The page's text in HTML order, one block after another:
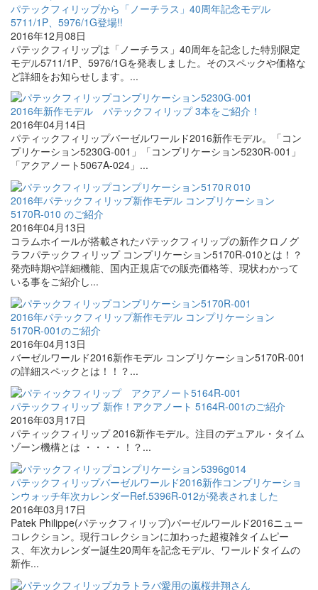
パテックフィリップから「ノーチラス」40周年記念モデル
5711/1P、5976/1G登場!!
2016年12月08日
パテックフィリップは「ノーチラス」40周年を記念した特別限定
モデル5711/1P、5976/1Gを発表しました。そのスペックや価格な
ど詳細をお知らせします。...
2016年新作モデル パテックフィリップ 3本をご紹介！
2016年04月14日
パティックフィリップバーゼルワールド2016新作モデル。「コン
プリケーション5230G-001」「コンプリケーション5230R-001」
「アクアノート5067A-024」...
2016年パテックフィリップ新作モデル コンプリケーション
5170R-010 のご紹介
2016年04月13日
コラムホイールが搭載されたパテックフィリップの新作クロノグ
ラフパテックフィリップ コンプリケーション5170R-010とは！？
発売時期や詳細機能、国内正規店での販売価格等、現状わかって
いる事をご紹介し...
2016年パテックフィリップ新作モデル コンプリケーション
5170R-001のご紹介
2016年04月13日
バーゼルワールド2016新作モデル コンプリケーション5170R-001
の詳細スペックとは！！？...
パテックフィリップ 新作！アクアノート 5164R-001のご紹介
2016年03月17日
パティックフィリップ 2016新作モデル。注目のデュアル・タイム
ゾーン機構とは ・・・・！？...
パテックフィリップバーゼルワールド2016新作コンプリケーショ
ンウォッチ年次カレンダーRef.5396R-012が発表されました
2016年03月17日
Patek Philippe(パテックフィリップ)バーゼルワールド2016ニュー
コレクション。現行コレクションに加わった超複雑タイムピー
ス、年次カレンダー誕生20周年を記念モデル、ワールドタイムの
新作...